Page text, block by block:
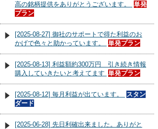
高の銘柄提供をありがとうございます。
単発
プラン
[2025-08-27] 御社のサポートで得た利益のお
かげで色々と助かっています。
単発プラン
[2025-08-13] 利益額約300万円 引き続き情報
購入していきたいと考えてます 単発プラン
[2025-08-12] 毎月利益が出ています。
スタン
ダード
[2025-06-28] 先日利確出来ました。ありがと